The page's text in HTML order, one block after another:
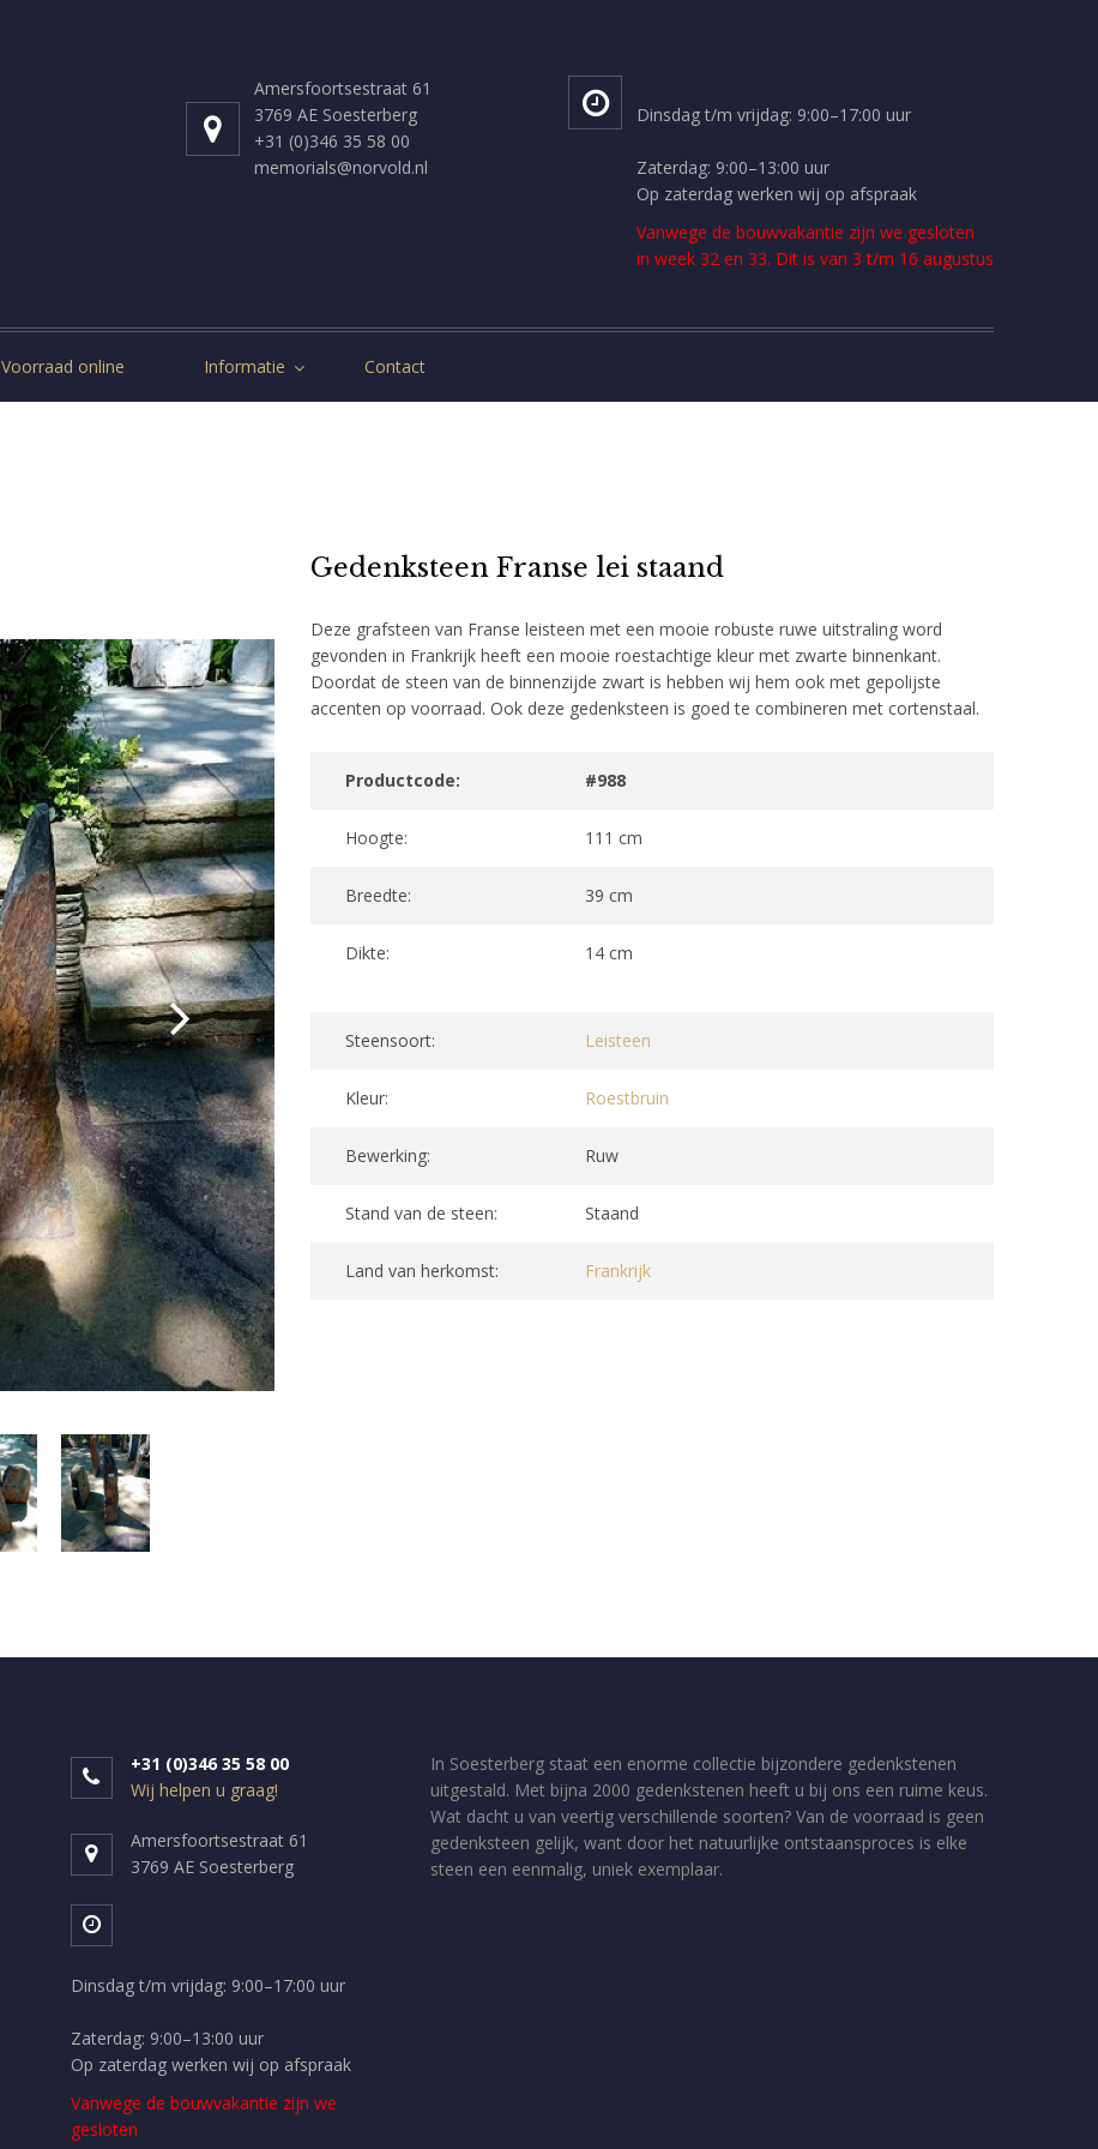
Amersfoortsestraat 61
3769 AE Soesterberg
+31 (0)346 35 58 00
memorials@norvold.nl
Dinsdag t/m vrijdag: 9:00–17:00 uur
Zaterdag: 9:00–13:00 uur
Op zaterdag werken wij op afspraak
Vanwege de bouwvakantie zijn we gesloten
in week 32 en 33. Dit is van 3 t/m 16 augustus
Voorraad online Informatie Contact
Gedenksteen Franse lei staand
Deze grafsteen van Franse leisteen met een mooie robuste ruwe uitstraling word
gevonden in Frankrijk heeft een mooie roestachtige kleur met zwarte binnenkant.
Doordat de steen van de binnenzijde zwart is hebben wij hem ook met gepolijste
accenten op voorraad. Ook deze gedenksteen is goed te combineren met cortenstaal.
Productcode: #988
Hoogte: 111 cm
Breedte: 39 cm
Dikte: 14 cm
Steensoort: Leisteen
Kleur: Roestbruin
Bewerking: Ruw
Stand van de steen: Staand
Land van herkomst: Frankrijk
+31 (0)346 35 58 00
Wij helpen u graag!
Amersfoortsestraat 61
3769 AE Soesterberg
Dinsdag t/m vrijdag: 9:00–17:00 uur
Zaterdag: 9:00–13:00 uur
Op zaterdag werken wij op afspraak
Vanwege de bouwvakantie zijn we
gesloten
In Soesterberg staat een enorme collectie bijzondere gedenkstenen
uitgestald. Met bijna 2000 gedenkstenen heeft u bij ons een ruime keus.
Wat dacht u van veertig verschillende soorten? Van de voorraad is geen
gedenksteen gelijk, want door het natuurlijke ontstaansproces is elke
steen een eenmalig, uniek exemplaar.